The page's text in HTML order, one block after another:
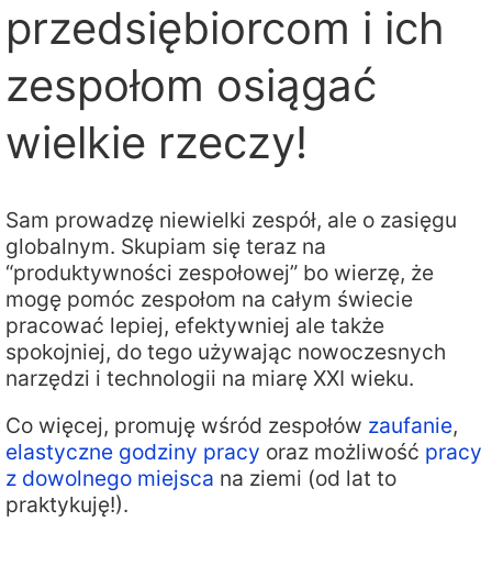
przedsiębiorcom i ich
zespołom osiągać
wielkie rzeczy!
Sam prowadzę niewielki zespół, ale o zasięgu
globalnym. Skupiam się teraz na
“produktywności zespołowej” bo wierzę, że
mogę pomóc zespołom na całym świecie
pracować lepiej, efektywniej ale także
spokojniej, do tego używając nowoczesnych
narzędzi i technologii na miarę XXI wieku.
Co więcej, promuję wśród zespołów zaufanie,
elastyczne godziny pracy oraz możliwość pracy
z dowolnego miejsca na ziemi (od lat to
praktykuję!).